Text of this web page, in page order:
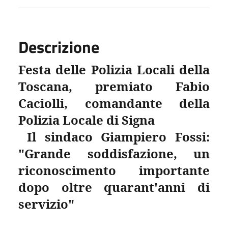
Descrizione
Festa delle Polizia Locali della
Toscana, premiato Fabio
Caciolli, comandante della
Polizia Locale di Signa
Il sindaco Giampiero Fossi:
"Grande soddisfazione, un
riconoscimento importante
dopo oltre quarant'anni di
servizio"